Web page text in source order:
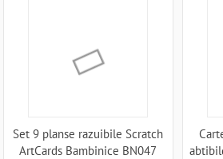
Set 9 planse razuibile Scratch
ArtCards Bambinice BN047